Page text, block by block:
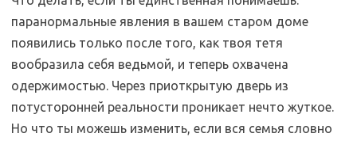
паранормальные явления в вашем старом доме
появились только после того, как твоя тетя
вообразила себя ведьмой, и теперь охвачена
одержимостью. Через приоткрытую дверь из
потусторонней реальности проникает нечто жуткое.
Но что ты можешь изменить, если вся семья словно